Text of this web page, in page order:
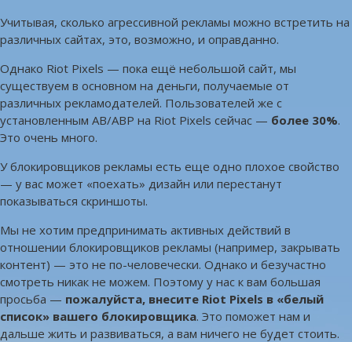
Учитывая, сколько агрессивной рекламы можно встретить на
различных сайтах, это, возможно, и оправданно.
Однако Riot Pixels — пока ещё небольшой сайт, мы
существуем в основном на деньги, получаемые от
различных рекламодателей. Пользователей же с
установленным AB/ABP на Riot Pixels сейчас — более 30%.
Это очень много.
У блокировщиков рекламы есть еще одно плохое свойство
— у вас может «поехать» дизайн или перестанут
показываться скриншоты.
Мы не хотим предпринимать активных действий в
отношении блокировщиков рекламы (например, закрывать
контент) — это не по-человечески. Однако и безучастно
смотреть никак не можем. Поэтому у нас к вам большая
просьба — пожалуйста, внесите Riot Pixels в «белый
список» вашего блокировщика. Это поможет нам и
дальше жить и развиваться, а вам ничего не будет стоить.